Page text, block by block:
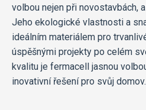
volbou nejen při novostavbách,
Jeho ekologické vlastnosti a
ideálním materiálem pro
úspěšnými projekty po celém
kvalitu je fermacell jasnou
inovativní řešení pro svůj domov.